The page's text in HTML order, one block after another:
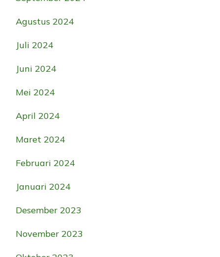
Agustus 2024
Juli 2024
Juni 2024
Mei 2024
April 2024
Maret 2024
Februari 2024
Januari 2024
Desember 2023
November 2023